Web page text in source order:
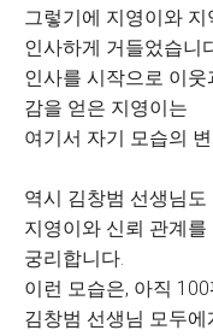
그렇기에 지영이와
인사하게 거들었습니
인사를 시작으로 이
감을 얻은 지영이는
여기서 자기 모습의
역시 김창범 선생님
지영이와 신뢰 관계
궁리합니다.
이런 모습은, 아직
김창범 선생님 모두에